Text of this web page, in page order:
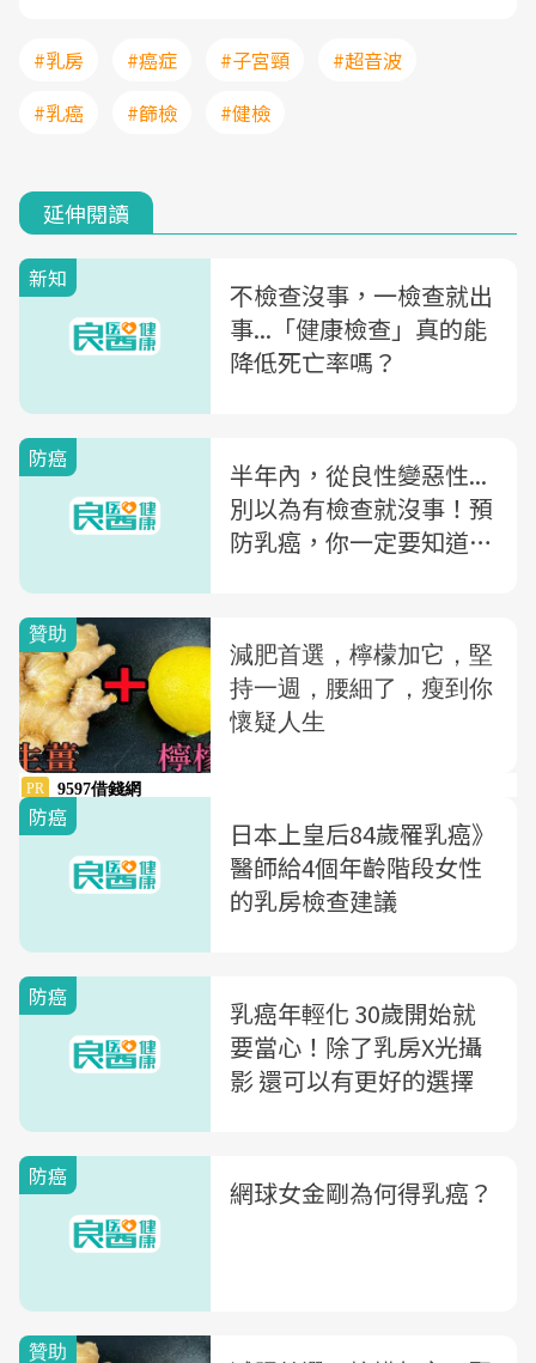
#乳房 #癌症 #子宮頸
#超音波
#乳癌
#篩檢 #健檢
延伸閱讀
新知
不檢查沒事，一檢查就出
事...「健康檢查」真的能
降低死亡率嗎？
防癌
半年內，從良性變惡性...
別以為有檢查就沒事！預
防乳癌，你一定要知道2
防癌
日本上皇后84歲罹乳癌》
醫師給4個年齡階段女性
的乳房檢查建議
防癌
乳癌年輕化 30歲開始就
要當心！除了乳房X光攝
影 還可以有更好的選擇
防癌 網球女金剛為何得乳癌？